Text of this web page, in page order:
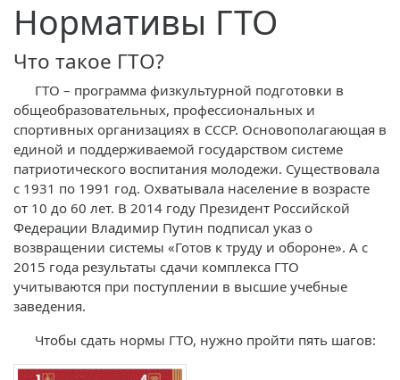
Нормативы ГТО
Что такое ГТО?
ГТО – программа физкультурной подготовки в
общеобразовательных, профессиональных и
спортивных организациях в СССР. Основополагающая в
единой и поддерживаемой государством системе
патриотического воспитания молодежи. Существовала
с 1931 по 1991 год. Охватывала население в возрасте
от 10 до 60 лет. В 2014 году Президент Российской
Федерации Владимир Путин подписал указ о
возвращении системы «Готов к труду и обороне». А с
2015 года результаты сдачи комплекса ГТО
учитываются при поступлении в высшие учебные
заведения.
Чтобы сдать нормы ГТО, нужно пройти пять шагов: